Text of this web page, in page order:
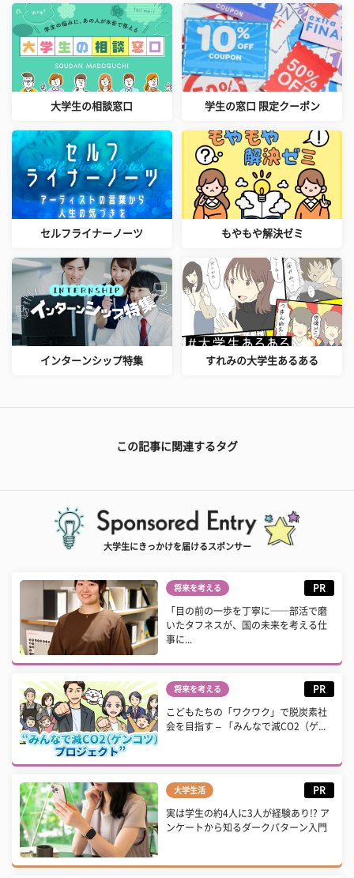
大学生の相談窓口 学生の窓口 限定クーポン
セルフライナーノーツ もやもや解決ゼミ
インターンシップ特集 すれみの大学生あるある
この記事に関連するタグ
大学生にきっかけを届けるスポンサー
将来を考える PR
「目の前の一歩を丁寧に──部活で磨
いたタフネスが、国の未来を考える仕
事に...
将来を考える PR
こどもたちの「ワクワク」で脱炭素社
会を目指す – 「みんなで減CO2（ゲ...
大学生活 PR
実は学生の約4人に3人が経験あり!? ア
ンケートから知るダークパターン入門